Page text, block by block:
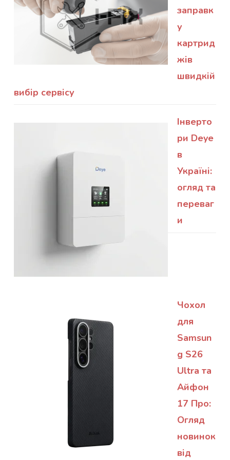
заправк
у
картрид
жів
швидкій
вибір сервісу
Інверто
ри Deye
в
Україні:
огляд та
переваг
и
Чохол
для
Samsun
g S26
Ultra та
Айфон
17 Про:
Огляд
новинок
від